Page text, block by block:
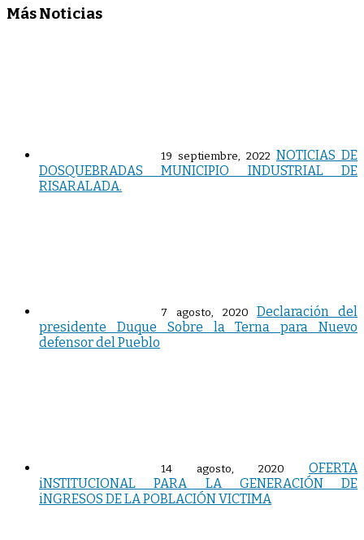
Más Noticias
19 septiembre, 2022 NOTICIAS DE
DOSQUEBRADAS MUNICIPIO INDUSTRIAL DE
RISARALADA.
7 agosto, 2020
Declaración del
presidente Duque Sobre la Terna para Nuevo
defensor del Pueblo
14 agosto, 2020
OFERTA
iNSTITUCIONAL PARA LA GENERACIÓN DE
iNGRESOS DE LA POBLACIÓN VICTIMA